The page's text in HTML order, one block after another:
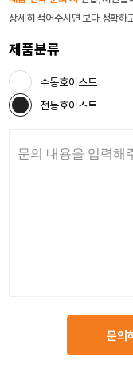
상세히 적어주시면 보다 정확하
제품분류
수동호이스트
전동호이스트
문의